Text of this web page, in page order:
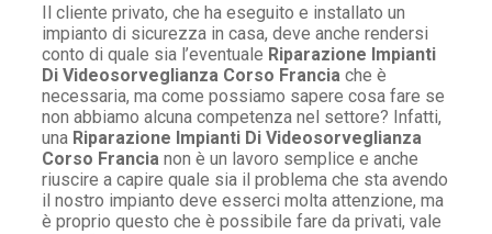
Il cliente privato, che ha eseguito e installato un
impianto di sicurezza in casa, deve anche rendersi
conto di quale sia l’eventuale Riparazione Impianti
Di Videosorveglianza Corso Francia che è
necessaria, ma come possiamo sapere cosa fare se
non abbiamo alcuna competenza nel settore? Infatti,
una Riparazione Impianti Di Videosorveglianza
Corso Francia non è un lavoro semplice e anche
riuscire a capire quale sia il problema che sta avendo
il nostro impianto deve esserci molta attenzione, ma
è proprio questo che è possibile fare da privati, vale